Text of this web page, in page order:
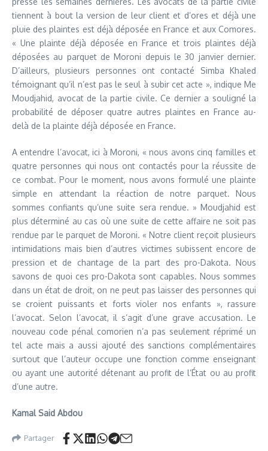
tiennent à bout la version de leur client et d’ores et déjà une
pluie des plaintes est déjà déposée en France et aux Comores.
« Une plainte déjà déposée en France et trois plaintes déjà
déposées au parquet de Moroni depuis le 30 janvier dernier.
D’ailleurs, plusieurs personnes ont contacté Simba Khaled
témoignant qu’il n’est pas le seul à subir cet acte », indique Me
Moudjahid, avocat de la partie civile. Ce dernier a souligné la
probabilité de déposer quatre autres plaintes en France au-
delà de la plainte déjà déposée en France.
A entendre l’avocat, ici à Moroni, « nous avons cinq familles et
quatre personnes qui nous ont contactés pour la réussite de
ce combat. Pour le moment, nous avons formulé une plainte
simple en attendant la réaction de notre parquet. Nous
sommes confiants qu’une suite sera rendue. » Moudjahid est
plus déterminé au cas où une suite de cette affaire ne soit pas
rendue par le parquet de Moroni. « Notre client reçoit plusieurs
intimidations mais bien d’autres victimes subissent encore de
pression et de chantage de la part des pro-Dakota. Nous
savons de quoi ces pro-Dakota sont capables. Nous sommes
dans un état de droit, on ne peut pas laisser des personnes qui
se croient puissants et forts violer nos enfants », rassure
l’avocat. Selon l’avocat, il s’agit d’une grave accusation. Le
nouveau code pénal comorien n’a pas seulement réprimé un
tel acte mais a aussi ajouté des sanctions complémentaires
surtout que l’auteur occupe une fonction comme enseignant
ou ayant une autorité détenant au profit de l’État ou au profit
d’une autre.
Kamal Said Abdou
Partager